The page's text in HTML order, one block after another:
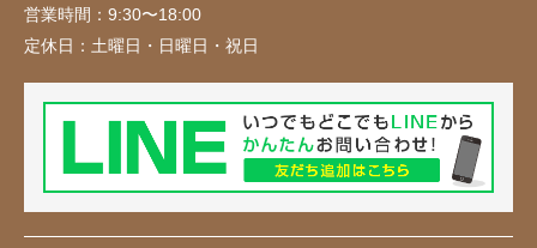
営業時間： 9:30〜18:00
定休日： 土曜日・日曜日・祝日